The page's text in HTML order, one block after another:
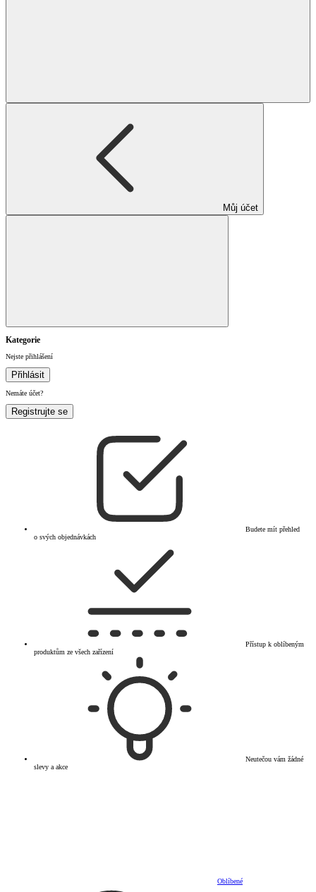
Můj účet
Kategorie
Nejste přihlášení
Přihlásit
Nemáte účet?
Registrujte se
Budete mít přehled
o svých objednávkách
Přístup k oblíbeným
produktům ze všech zařízení
Neutečou vám žádné
slevy a akce
Oblíbené